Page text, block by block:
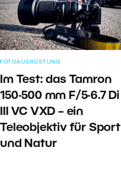
FOTOAUSRÜSTUNG
Im Test: das Tamron
150-500 mm F/5-6.7 Di
III VC VXD – ein
Teleobjektiv für Sport
und Natur